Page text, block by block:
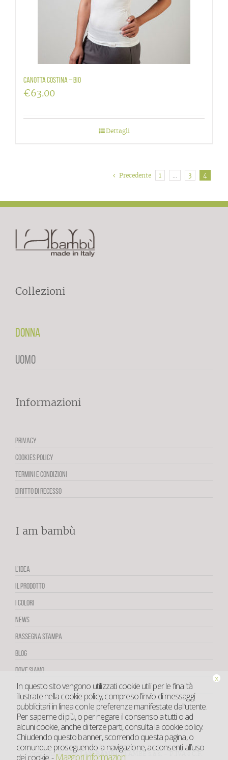
In questo sito vengono utilizzati cookie utili per le finalità
illustrate nella cookie policy, compreso l’invio di messaggi
pubblicitari in linea con le preferenze manifestate dall’utente.
Per saperne di più, o per negare il consenso a tutti o ad
alcuni cookie, anche di terze parti, consulta la cookie policy.
Chiudendo questo banner, scorrendo questa pagina, o
comunque proseguendo la navigazione, acconsenti all’uso
dei cookie. - Maggiori informazioni
x
Canotta Costina – BIO
€63.00
Dettagli
Precedente 1 … 3 4
Collezioni
DONNA
UOMO
Informazioni
PRIVACY
COOKIES POLICY
TERMINI E CONDIZIONI
DIRITTO DI RECESSO
I am bambù
L’IDEA
IL PRODOTTO
I COLORI
NEWS
RASSEGNA STAMPA
BLOG
DOVE SIAMO
CONTATTI
Copyright © 2015 I AM BAMBÙdi AMBE s.a.s. - P.IVA e C.F.